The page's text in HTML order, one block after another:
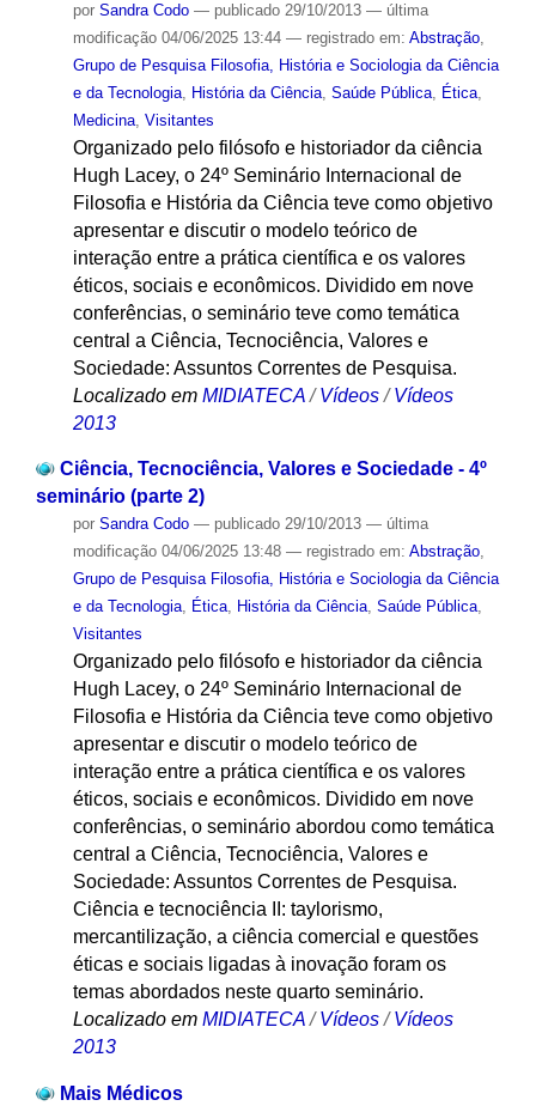
por Sandra Codo — publicado29/10/2013 — última
modificação04/06/2025 13:44 — registrado em: Abstração,
Grupo de Pesquisa Filosofia, História e Sociologia da Ciência
e da Tecnologia, História da Ciência, Saúde Pública, Ética,
Medicina, Visitantes
Organizado pelo filósofo e historiador da ciência
Hugh Lacey, o 24º Seminário Internacional de
Filosofia e História da Ciência teve como objetivo
apresentar e discutir o modelo teórico de
interação entre a prática científica e os valores
éticos, sociais e econômicos. Dividido em nove
conferências, o seminário teve como temática
central a Ciência, Tecnociência, Valores e
Sociedade: Assuntos Correntes de Pesquisa.
Localizado em MIDIATECA /Vídeos /Vídeos
2013
Ciência, Tecnociência, Valores e Sociedade - 4º
seminário (parte 2)
por Sandra Codo — publicado29/10/2013 — última
modificação04/06/2025 13:48 — registrado em: Abstração,
Grupo de Pesquisa Filosofia, História e Sociologia da Ciência
e da Tecnologia, Ética, História da Ciência, Saúde Pública,
Visitantes
Organizado pelo filósofo e historiador da ciência
Hugh Lacey, o 24º Seminário Internacional de
Filosofia e História da Ciência teve como objetivo
apresentar e discutir o modelo teórico de
interação entre a prática científica e os valores
éticos, sociais e econômicos. Dividido em nove
conferências, o seminário abordou como temática
central a Ciência, Tecnociência, Valores e
Sociedade: Assuntos Correntes de Pesquisa.
Ciência e tecnociência II: taylorismo,
mercantilização, a ciência comercial e questões
éticas e sociais ligadas à inovação foram os
temas abordados neste quarto seminário.
Localizado em MIDIATECA / Vídeos / Vídeos
2013
Mais Médicos